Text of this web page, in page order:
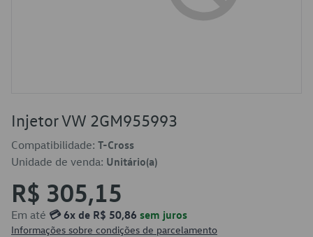
Injetor VW 2GM955993
Compatibilidade: T-Cross
Unidade de venda: Unitário(a)
R$ 305,15
Em até 💳 6x de R$ 50,86 sem juros
Informações sobre condições de parcelamento